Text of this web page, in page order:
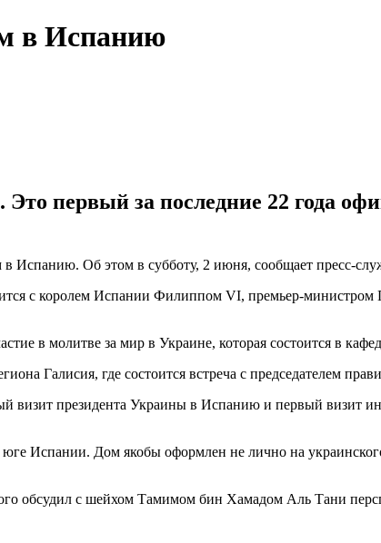
в Испанию
первый за последние 22 года
Об этом в субботу, 2 июня, сообщает пресс-
с королем Испании Филиппом VI, премьер-министром
в молитве за мир в Украине, которая состоится в
Галисия, где состоится встреча с председателем
президента Украины в Испанию и первый визит
Испании. Дом якобы оформлен не лично на
обсудил с шейхом Тамимом бин Хамадом Аль Тани